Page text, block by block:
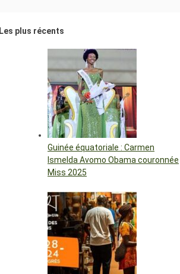
Les plus récents
Guinée équatoriale : Carmen
Ismelda Avomo Obama couronnée
Miss 2025